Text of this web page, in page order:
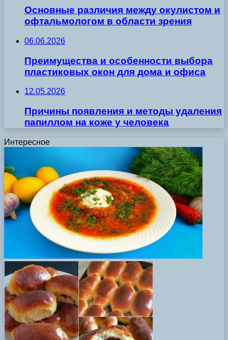
Основные различия между окулистом и
офтальмологом в области зрения
06.06.2026
Преимущества и особенности выбора
пластиковых окон для дома и офиса
12.05.2026
Причины появления и методы удаления
папиллом на коже у человека
Интересное